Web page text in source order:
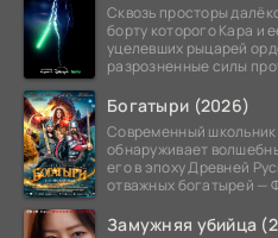
Сквозь просторы
борту которого Кара и
уцелевших рыцарей
разрозненные силы
Богатыри (2026)
Современный
обнаруживает
его в эпоху Древней
отважных богатырей —
Замужняя убийца